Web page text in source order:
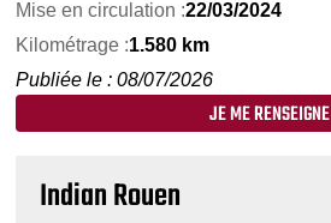
Mise en circulation :22/03/2024
Kilométrage :1.580 km
Publiée le : 08/07/2026
JE ME RENSEIGNE
Indian Rouen